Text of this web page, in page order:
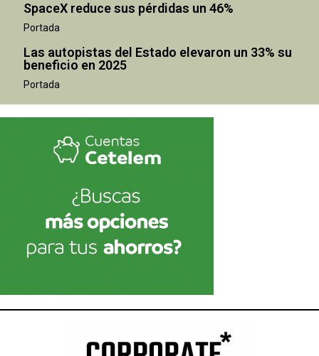
SpaceX reduce sus pérdidas un 46%
Portada
Las autopistas del Estado elevaron un 33% su
beneficio en 2025
Portada